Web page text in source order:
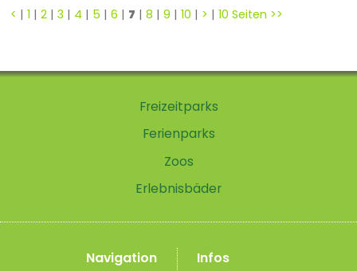
< | 1 | 2| 3 | 4 | 5 | 6 | 7 | 8 | 9 | 10 | > | 10 Seiten >>
Freizeitparks
Ferienparks
Zoos
Erlebnisbäder
Navigation
Infos